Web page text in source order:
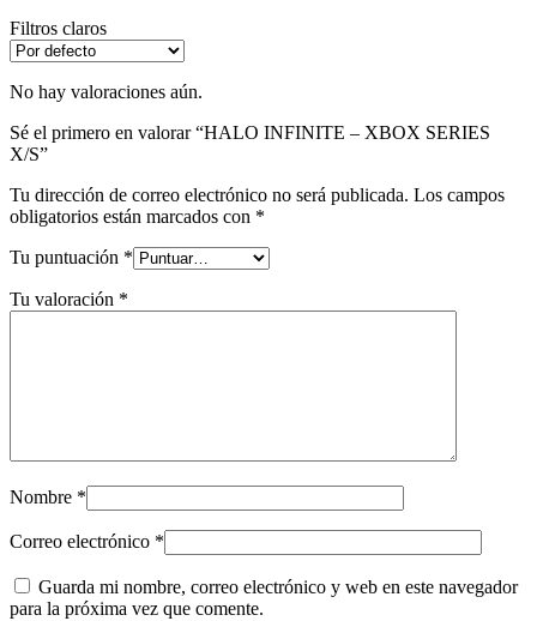
Filtros claros
No hay valoraciones aún.
Sé el primero en valorar “HALO INFINITE – XBOX SERIES
X/S”
Tu dirección de correo electrónico no será publicada. Los campos
obligatorios están marcados con *
Tu puntuación *
Tu valoración *
Nombre *
Correo electrónico *
Guarda mi nombre, correo electrónico y web en este navegador
para la próxima vez que comente.